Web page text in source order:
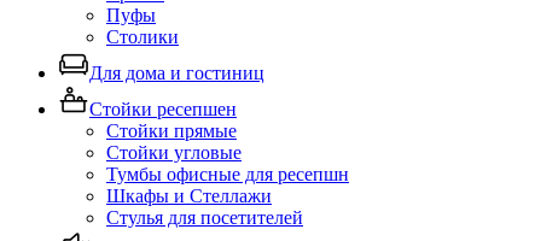
Пуфы
Столики
Для дома и гостиниц
Стойки ресепшен
Стойки прямые
Стойки угловые
Тумбы офисные для ресепшн
Шкафы и Стеллажи
Стулья для посетителей